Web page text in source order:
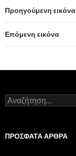
Προηγούμενη εικόνα
Επόμενη εικόνα
Α
ν
ή
ΠΡΌΣΦΑΤΑ ΆΡΘΡΑ